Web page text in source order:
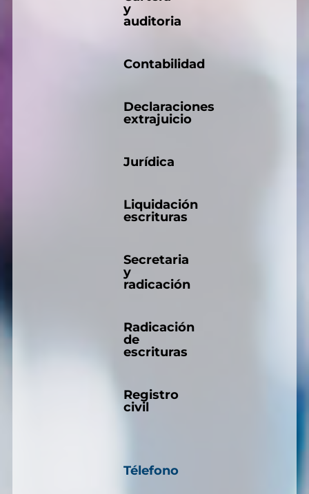
y
auditoria
Contabilidad
Declaraciones
extrajuicio
Jurídica
Liquidación
escrituras
Secretaria
y
radicación
Radicación
de
escrituras
Registro
civil
Télefono